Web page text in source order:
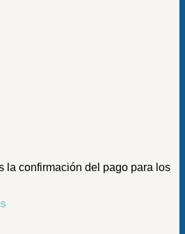
la confirmación del pago para los